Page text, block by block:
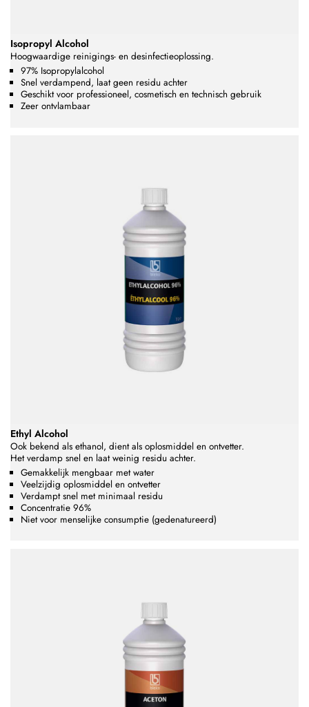
Isopropyl Alcohol
Hoogwaardige reinigings- en desinfectieoplossing.
97% Isopropylalcohol
Snel verdampend, laat geen residu achter
Geschikt voor professioneel, cosmetisch en technisch gebruik
Zeer ontvlambaar
Ethyl Alcohol
Ook bekend als ethanol, dient als oplosmiddel en ontvetter.
Hetverdamp snel en laat weinig residu achter.
Gemakkelijk mengbaar met water
Veelzijdig oplosmiddel en ontvetter
Verdampt snel met minimaal residu
Concentratie 96%
Niet voor menselijke consumptie (gedenatureerd)